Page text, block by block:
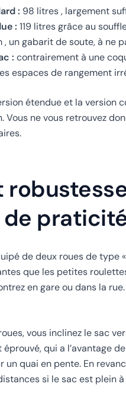
: 98 litres , largement
: 119 litres grâce au
, un gabarit de soute, à ne
: contrairement à une
espaces de rangement
étendue et la version
Vous ne vous retrouvez
de deux roues de type
que les petites
en gare ou dans la
vous inclinez le sac
qui a l’avantage
un quai en pente. En
si le sac est plein